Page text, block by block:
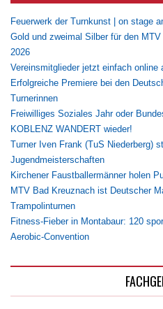
Feuerwerk der Turnkunst | on stage
Gold und zweimal Silber für den
2026
Vereinsmitglieder jetzt einfach online
Erfolgreiche Premiere bei den
Turnerinnen
Freiwilliges Soziales Jahr oder
KOBLENZ WANDERT wieder!
Turner Iven Frank (TuS Niederberg)
Jugendmeisterschaften
Kirchener Faustballermänner holen
MTV Bad Kreuznach ist Deutscher
Trampolinturnen
Fitness-Fieber in Montabaur: 120
Aerobic-Convention